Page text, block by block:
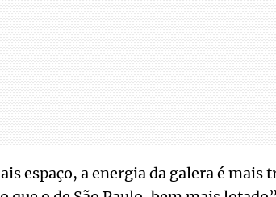
espaço, a energia da galera é mais